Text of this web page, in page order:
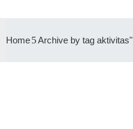
Home Archive by tag aktivitas"